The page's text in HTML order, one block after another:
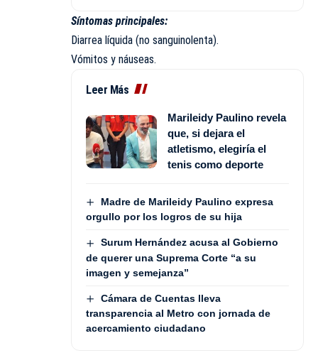
​Síntomas principales:
​Diarrea líquida (no sanguinolenta).
​Vómitos y náuseas.
Leer Más
Marileidy Paulino revela
que, si dejara el
atletismo, elegiría el
tenis como deporte
Madre de Marileidy Paulino expresa
orgullo por los logros de su hija
Surum Hernández acusa al Gobierno
de querer una Suprema Corte “a su
imagen y semejanza”
Cámara de Cuentas lleva
transparencia al Metro con jornada de
acercamiento ciudadano